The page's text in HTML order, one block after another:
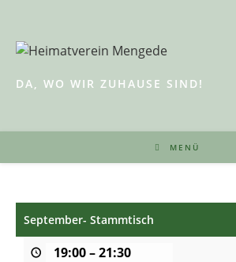
springen
DA, WO WIR ZUHAUSE SIND!
MENÜ
September- Stammtisch
19:00–21:30